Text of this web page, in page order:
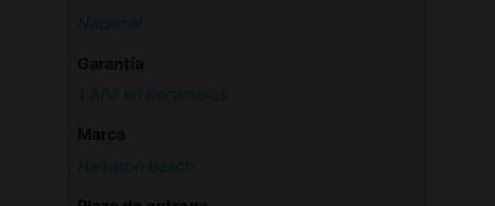
Nacional
1 Año en Recambios
Hamilton Beach